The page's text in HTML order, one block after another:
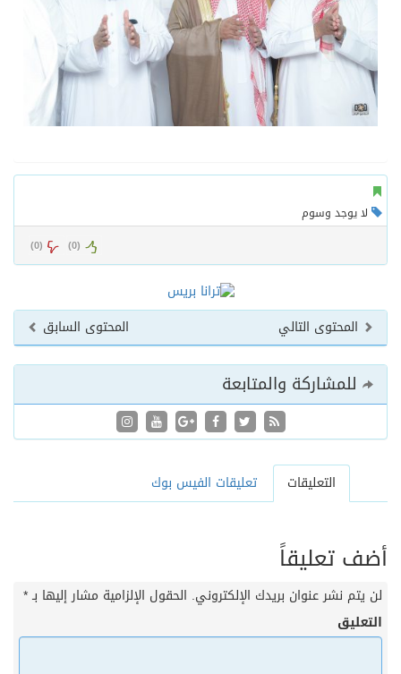
لا يوجد وسوم
(
0
) (
0
)
المحتوى السابق المحتوى التالي
للمشاركة والمتابعة
التعليقات تعليقات الفيس بوك
أضف تعليقاً
لن يتم نشر عنوان بريدك الإلكتروني. الحقول الإلزامية مشار إليها بـ*
التعليق